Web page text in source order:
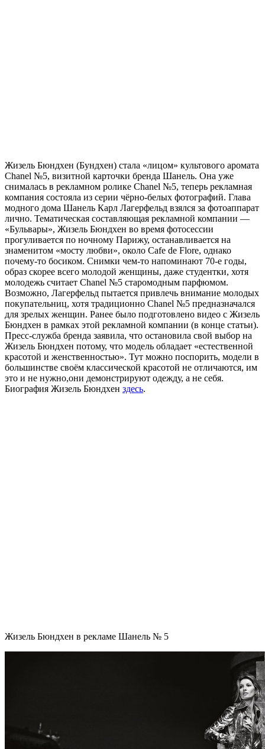
Жизель Бюндхен (Бундхен) стала «лицом» культового аромата
Chanel №5, визитной карточки бренда Шанель. Она уже
снималась в рекламном ролике Chanel №5, теперь рекламная
компания состояла из серии чёрно-белых фотографий. Глава
модного дома Шанель Карл Лагерфельд взялся за фотоаппарат
лично. Тематическая составляющая рекламной компании —
«Бульвары», Жизель Бюндхен во время фотосессии
прогуливается по ночному Парижу, останавливается на
знаменитом «мосту любви», около Cafe de Flore, однако
почему-то босиком. Снимки чем-то напоминают 70-е годы,
образ скорее всего молодой женщины, даже студентки, хотя
молодежь считает Chanel №5 старомодным парфюмом.
Возможно, Лагерфельд пытается привлечь внимание молодых
покупательниц, хотя традиционно Chanel №5 предназначался
для зрелых женщин. Ранее было подготовлено видео с Жизель
Бюндхен в рамках этой рекламной компании (в конце статьи).
Пресс-служба бренда заявила, что остановила свой выбор на
Жизель Бюндхен потому, что модель обладает «естественной
красотой и женственностью». Тут можно поспорить, модели в
большинстве своём классической красотой не отличаются, им
это и не нужно,они демонстрируют одежду, а не себя.
Биография Жизель Бюндхен здесь.
Жизель Бюндхен в рекламе Шанель № 5